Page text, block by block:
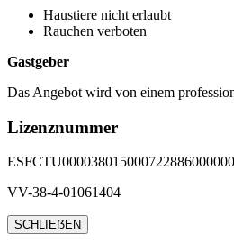
Haustiere nicht erlaubt
Rauchen verboten
Gastgeber
Das Angebot wird von einem
Lizenznummer
VV-38-4-01061404
SCHLIEẞEN